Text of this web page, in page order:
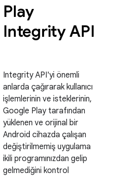
Play
Integrity API
Integrity API'yi önemli
anlarda çağırarak kullanıcı
işlemlerinin ve isteklerinin,
Google Play tarafından
yüklenen ve orijinal bir
Android cihazda çalışan
değiştirilmemiş uygulama
ikili programınızdan gelip
gelmediğini kontrol